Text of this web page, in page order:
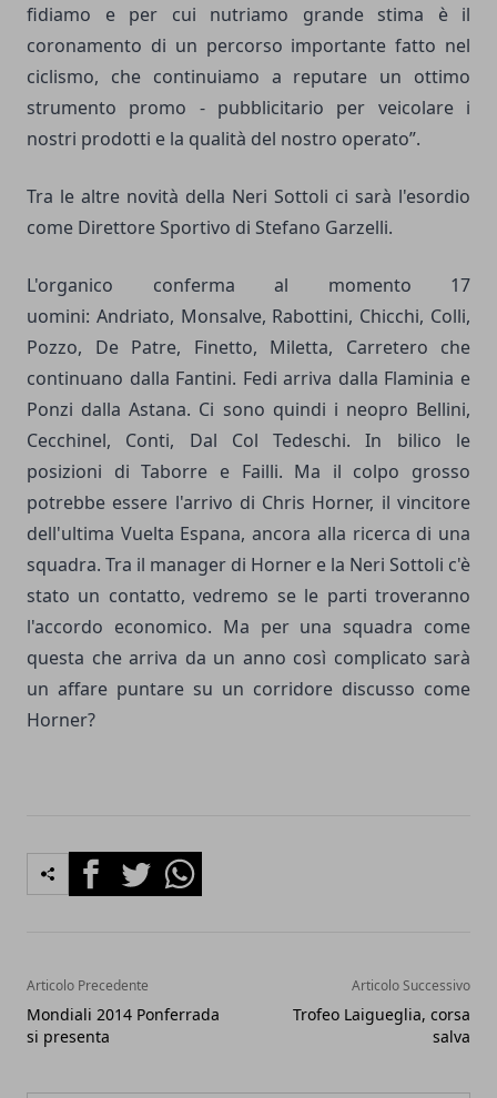
fidiamo e per cui nutriamo grande stima è il
coronamento di un percorso importante fatto nel
ciclismo, che continuiamo a reputare un ottimo
strumento promo - pubblicitario per veicolare i
nostri prodotti e la qualità del nostro operato”.
Tra le altre novità della Neri Sottoli ci sarà l'esordio
come Direttore Sportivo di Stefano Garzelli.
L'organico conferma al momento 17
uomini: Andriato, Monsalve, Rabottini, Chicchi, Colli,
Pozzo, De Patre, Finetto, Miletta, Carretero che
continuano dalla Fantini. Fedi arriva dalla Flaminia e
Ponzi dalla Astana. Ci sono quindi i neopro Bellini,
Cecchinel, Conti, Dal Col Tedeschi. In bilico le
posizioni di Taborre e Failli. Ma il colpo grosso
potrebbe essere l'arrivo di Chris Horner, il vincitore
dell'ultima Vuelta Espana, ancora alla ricerca di una
squadra. Tra il manager di Horner e la Neri Sottoli c'è
stato un contatto, vedremo se le parti troveranno
l'accordo economico. Ma per una squadra come
questa che arriva da un anno così complicato sarà
un affare puntare su un corridore discusso come
Horner?
FacebookTwitterWhatsapp
Articolo Precedente
Mondiali 2014 Ponferrada
si presenta
Articolo Successivo
Trofeo Laigueglia, corsa
salva